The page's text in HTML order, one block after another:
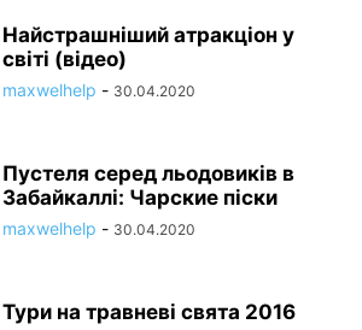
Найстрашніший атракціон у
світі (відео)
maxwelhelp - 30.04.2020
Пустеля серед льодовиків в
Забайкаллі: Чарские піски
maxwelhelp - 30.04.2020
Тури на травневі свята 2016